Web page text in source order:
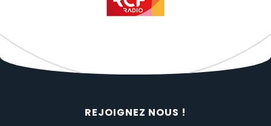
REJOIGNEZ NOUS !